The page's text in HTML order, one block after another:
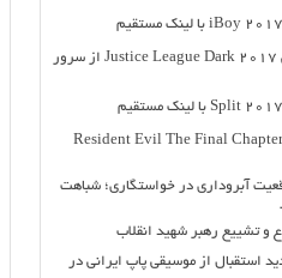
دانلود مستقیم فیلم خارجی Justice League Dark 2017 از سرور
دانلود رایگان فیلم خارجی Resident Evil The Final Chapter
آبروداری در خواستگاری؛ شباهت
استقبال از موسیقی پاپ ایرانی در